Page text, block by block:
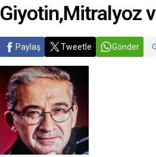
Giyotin,Mitralyoz
Paylaş Tweetle Gönder